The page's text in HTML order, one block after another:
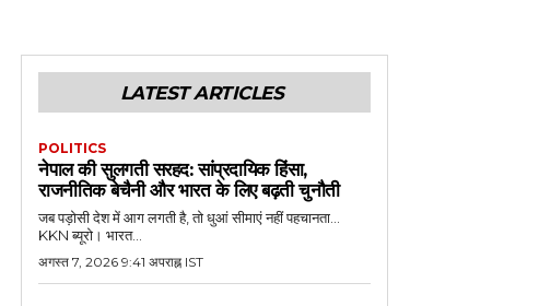
LATEST ARTICLES
POLITICS
नेपाल की सुलगती सरहद: सांप्रदायिक हिंसा,
राजनीतिक बेचैनी और भारत के लिए बढ़ती चुनौती
जब पड़ोसी देश में आग लगती है, तो धुआं सीमाएं नहीं पहचानता...
KKN ब्यूरो। भारत...
अगस्त 7, 2026 9:41 अपराह्न IST